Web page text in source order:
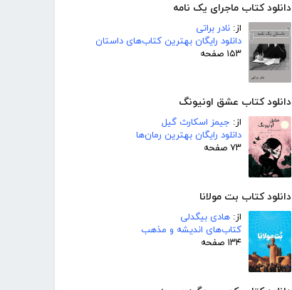
دانلود کتاب ماجرای یک نامه
از: نادر براتی
دانلود رایگان بهترین کتاب‌های داستان
۱۵۳ صفحه
دانلود کتاب عشق اونیونگ
از: جیمز اسکارث گیل
دانلود رایگان بهترین رمان‌ها
۷۳ صفحه
دانلود کتاب بت مولانا
از: هادی بیگدلی
کتاب‌های اندیشه و مذهب
۱۳۴ صفحه